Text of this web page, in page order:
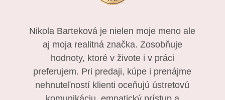
Nikola Barteková je nielen moje meno ale
aj moja realitná značka. Zosobňuje
hodnoty, ktoré v živote i v práci
preferujem. Pri predaji, kúpe i prenájme
nehnuteľností klienti oceňujú ústretovú